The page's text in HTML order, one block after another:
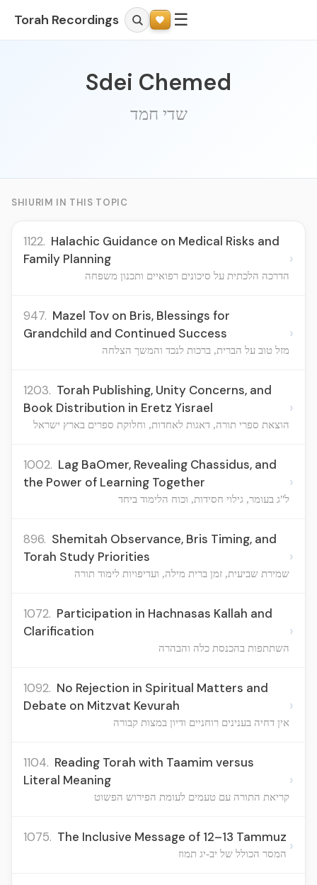
Torah Recordings ☰
Sdei Chemed
שדי חמד
SHIURIM IN THIS TOPIC
1122. Halachic Guidance on Medical Risks and
Family Planning
הדרכה הלכתית על סיכונים רפואיים ותכנון משפחה
›
947. Mazel Tov on Bris, Blessings for
Grandchild and Continued Success
מזל טוב על הברית, ברכות לנכד והמשך הצלחה
›
1203. Torah Publishing, Unity Concerns, and
Book Distribution in Eretz Yisrael
הוצאת ספרי תורה, דאגות לאחדות, וחלוקת ספרים בארץ ישראל
›
1002. Lag BaOmer, Revealing Chassidus, and
the Power of Learning Together
ל"ג בעומר, גילוי חסידות, וכוח הלימוד ביחד
›
896. Shemitah Observance, Bris Timing, and
Torah Study Priorities
שמירת שביעית, זמן ברית מילה, ועדיפויות לימוד תורה
›
1072. Participation in Hachnasas Kallah and
Clarification
השתתפות בהכנסת כלה והבהרה
›
1092. No Rejection in Spiritual Matters and
Debate on Mitzvat Kevurah
אין דחיה בענינים רוחניים ודיון במצות קבורה
›
1104. Reading Torah with Taamim versus
Literal Meaning
קריאת התורה עם טעמים לעומת הפירוש הפשוט
›
1075. The Inclusive Message of 12–13 Tammuz
המסר הכולל של יב-יג תמוז ›